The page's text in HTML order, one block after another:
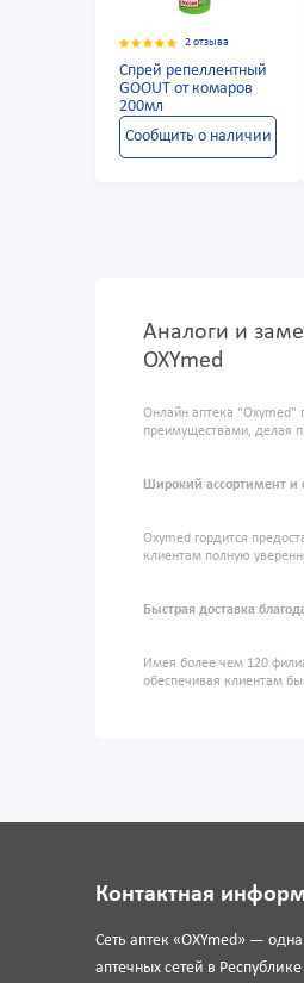
2 отзыва
Спрей репеллентный
GOOUT от комаров
200мл
Сообщить о наличии
Аналоги и
OXYmed
Онлайн аптека "Oxymed"
преимуществами, делая
Широкий ассортимент и
Oxymed гордится
клиентам полную
Быстрая доставка
Имея более чем 120
обеспечивая клиентам
Контактная
Сеть аптек «OXYmed» —
аптечных сетей в